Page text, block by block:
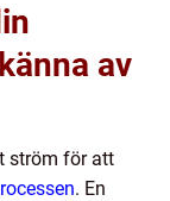
av
ström för att
. En